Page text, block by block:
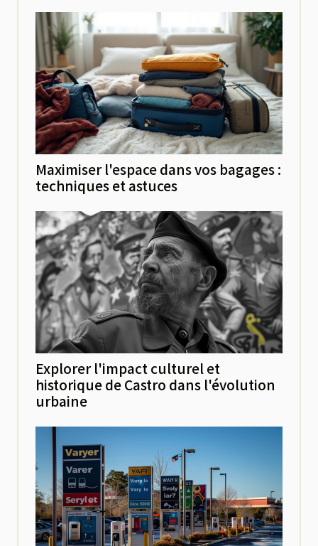
Maximiser l'espace dans vos bagages :
techniques et astuces
Explorer l'impact culturel et
historique de Castro dans l'évolution
urbaine